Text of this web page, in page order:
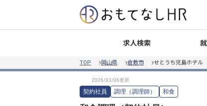
求人検索
TOP 岡山県 倉敷市 せとうち児島ホテル
契約社員 調理（調理師） 和食